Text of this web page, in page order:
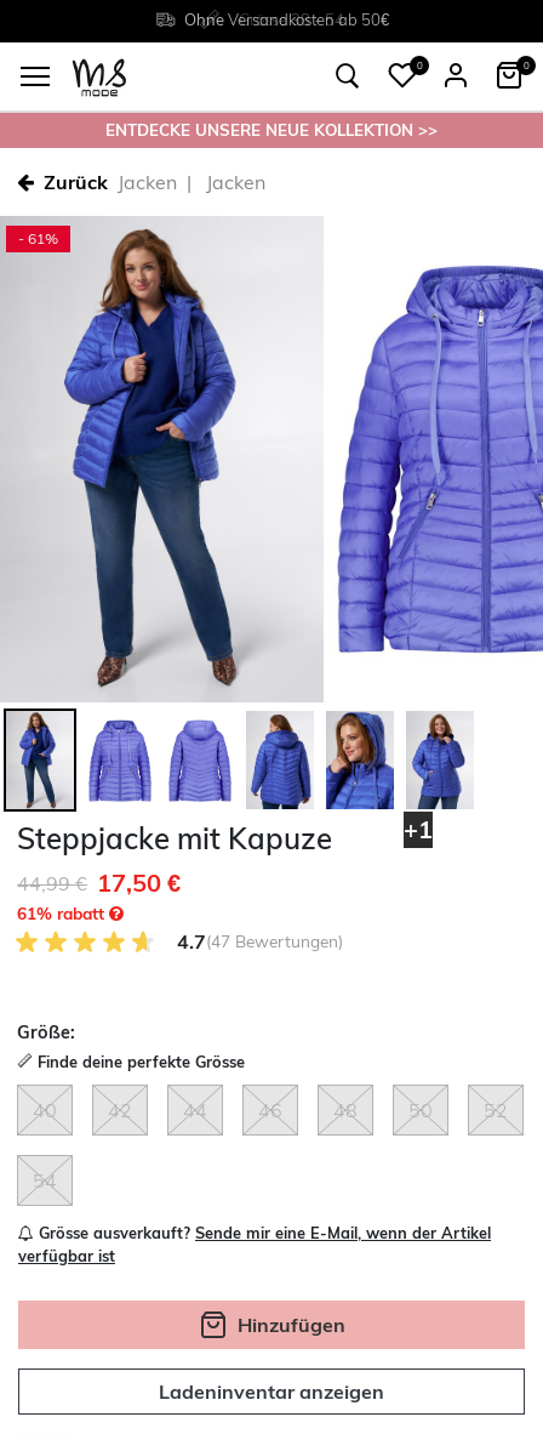
OhneVersandkosten ab 50€
Grösse38 - 54
Rückgabe innerhalb 30 Tagen
0 0
ENTDECKE UNSERE NEUE KOLLEKTION >>
Zurück Jacken Jacken
+1
- 61%
Steppjacke mit Kapuze
Reduziert von
44,99 €auf17,50 €
61% rabatt
4.7 von 5 Kundenrezensionen
4.7(47 Bewertungen)
Größe:
Finde deine perfekte Grösse
40 42 44 46 48 50 52
54
Grösse ausverkauft? Sende mir eine E-Mail, wenn der Artikel
verfügbar ist
Hinzufügen
Ladeninventar anzeigen